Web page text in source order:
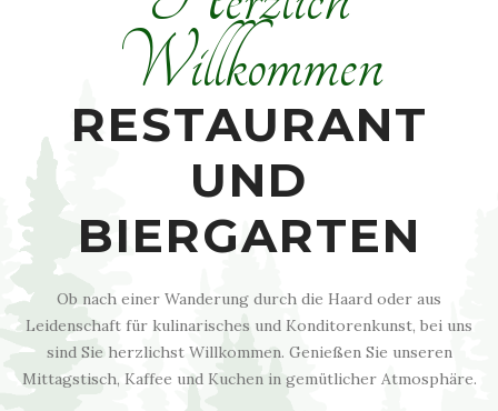
Willkommen
RESTAURANT
UND
BIERGARTEN
Ob nach einer Wanderung durch die Haard oder aus
Leidenschaft für kulinarisches und Konditorenkunst, bei uns
sind Sie herzlichst Willkommen. Genießen Sie unseren
Mittagstisch, Kaffee und Kuchen in gemütlicher Atmosphäre.